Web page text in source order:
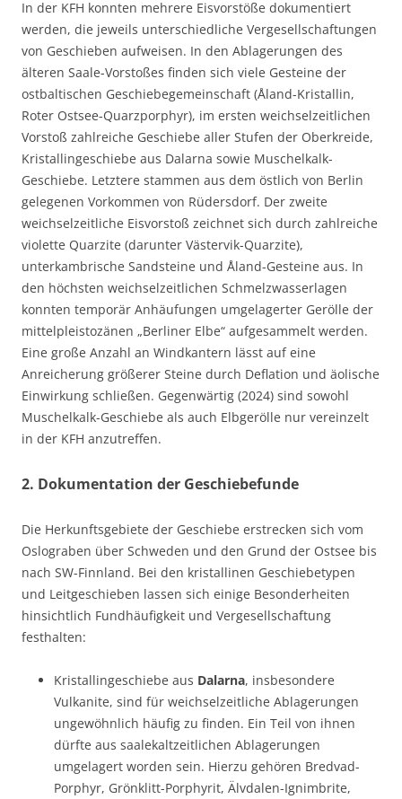
In der KFH konnten mehrere Eisvorstöße dokumentiert
werden, die jeweils unterschiedliche Vergesellschaftungen
von Geschieben aufweisen. In den Ablagerungen des
älteren Saale-Vorstoßes finden sich viele Gesteine der
ostbaltischen Geschiebegemeinschaft (Åland-Kristallin,
Roter Ostsee-Quarzporphyr), im ersten weichselzeitlichen
Vorstoß zahlreiche Geschiebe aller Stufen der Oberkreide,
Kristallingeschiebe aus Dalarna sowie Muschelkalk-
Geschiebe. Letztere stammen aus dem östlich von Berlin
gelegenen Vorkommen von Rüdersdorf. Der zweite
weichselzeitliche Eisvorstoß zeichnet sich durch zahlreiche
violette Quarzite (darunter Västervik-Quarzite),
unterkambrische Sandsteine und Åland-Gesteine aus. In
den höchsten weichselzeitlichen Schmelzwasserlagen
konnten temporär Anhäufungen umgelagerter Gerölle der
mittelpleistozänen „Berliner Elbe“ aufgesammelt werden.
Eine große Anzahl an Windkantern lässt auf eine
Anreicherung größerer Steine durch Deflation und äolische
Einwirkung schließen. Gegenwärtig (2024) sind sowohl
Muschelkalk-Geschiebe als auch Elbgerölle nur vereinzelt
in der KFH anzutreffen.
2. Dokumentation der Geschiebefunde
Die Herkunftsgebiete der Geschiebe erstrecken sich vom
Oslograben über Schweden und den Grund der Ostsee bis
nach SW-Finnland. Bei den kristallinen Geschiebetypen
und Leitgeschieben lassen sich einige Besonderheiten
hinsichtlich Fundhäufigkeit und Vergesellschaftung
festhalten:
Kristallingeschiebe aus Dalarna, insbesondere
Vulkanite, sind für weichselzeitliche Ablagerungen
ungewöhnlich häufig zu finden. Ein Teil von ihnen
dürfte aus saalekaltzeitlichen Ablagerungen
umgelagert worden sein. Hierzu gehören Bredvad-
Porphyr, Grönklitt-Porphyrit, Älvdalen-Ignimbrite,